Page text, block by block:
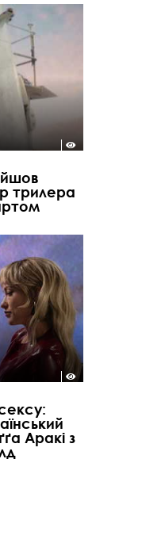
трилера
Аракі з